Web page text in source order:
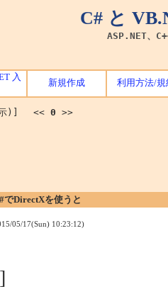
C# と
ASP.NET、
入
新規作成 利用方法/規
示)] << 0 >>
でDirectXを使うと
05/17(Sun) 10:23:12)